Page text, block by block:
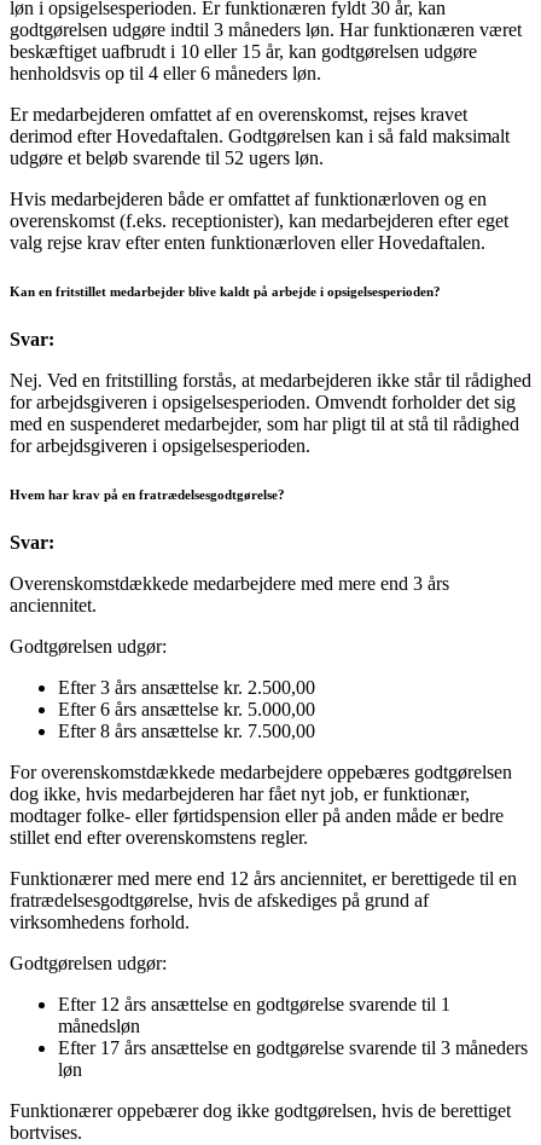
løn i opsigelsesperioden. Er funktionæren fyldt 30 år, kan
godtgørelsen udgøre indtil 3 måneders løn. Har funktionæren været
beskæftiget uafbrudt i 10 eller 15 år, kan godtgørelsen udgøre
henholdsvis op til 4 eller 6 måneders løn.
Er medarbejderen omfattet af en overenskomst, rejses kravet
derimod efter Hovedaftalen. Godtgørelsen kan i så fald maksimalt
udgøre et beløb svarende til 52 ugers løn.
Hvis medarbejderen både er omfattet af funktionærloven og en
overenskomst (f.eks. receptionister), kan medarbejderen efter eget
valg rejse krav efter enten funktionærloven eller Hovedaftalen.
Kan en fritstillet medarbejder blive kaldt på arbejde i opsigelsesperioden?
Svar:
Nej. Ved en fritstilling forstås, at medarbejderen ikke står til rådighed
for arbejdsgiveren i opsigelsesperioden. Omvendt forholder det sig
med en suspenderet medarbejder, som har pligt til at stå til rådighed
for arbejdsgiveren i opsigelsesperioden.
Hvem har krav på en fratrædelsesgodtgørelse?
Svar:
Overenskomstdækkede medarbejdere med mere end 3 års
anciennitet.
Godtgørelsen udgør:
Efter 3 års ansættelse kr. 2.500,00
Efter 6 års ansættelse kr. 5.000,00
Efter 8 års ansættelse kr. 7.500,00
For overenskomstdækkede medarbejdere oppebæres godtgørelsen
dog ikke, hvis medarbejderen har fået nyt job, er funktionær,
modtager folke- eller førtidspension eller på anden måde er bedre
stillet end efter overenskomstens regler.
Funktionærer med mere end 12 års anciennitet, er berettigede til en
fratrædelsesgodtgørelse, hvis de afskediges på grund af
virksomhedens forhold.
Godtgørelsen udgør:
Efter 12 års ansættelse en godtgørelse svarende til 1
månedsløn
Efter 17 års ansættelse en godtgørelse svarende til 3 måneders
løn
Funktionærer oppebærer dog ikke godtgørelsen, hvis de berettiget
bortvises.